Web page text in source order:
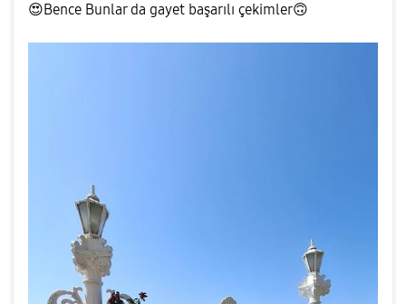
😍Bence Bunlar da gayet başarılı çekimler🙃